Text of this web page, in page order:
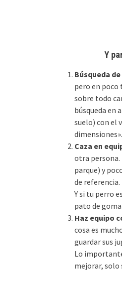
Y
Búsqueda
pero en
sobre todo
búsqueda en
suelo) con el
dimensiones».
Caza en
otra persona.
parque) y
de referencia.
Y si tu perro
pato de
Haz equipo
cosa es
guardar sus
Lo
mejorar, solo